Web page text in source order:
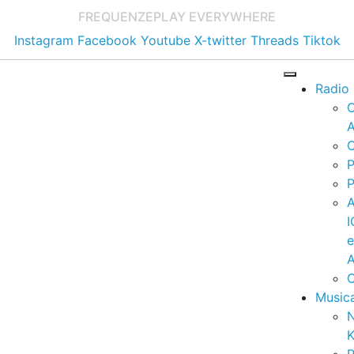
FREQUENZEPLAY EVERYWHERE
Instagram Facebook Youtube X-twitter Threads Tiktok
Radio
e